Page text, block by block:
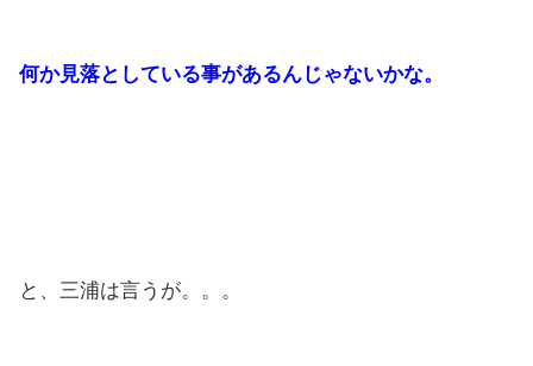
何か見落としている事があるんじゃないかな。
と、三浦は言うが。。。